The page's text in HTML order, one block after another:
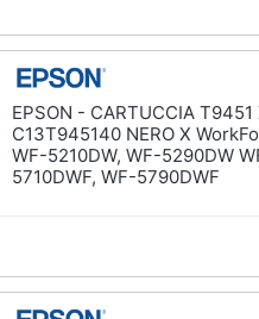
EPSON - CARTUCCIA T9451
C13T945140 NERO X
WF-5210DW, WF-5290DW
5710DWF, WF-5790DWF